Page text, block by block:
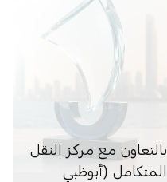
بالتعاون مع مركز النقل
المتكامل (أبوظبي